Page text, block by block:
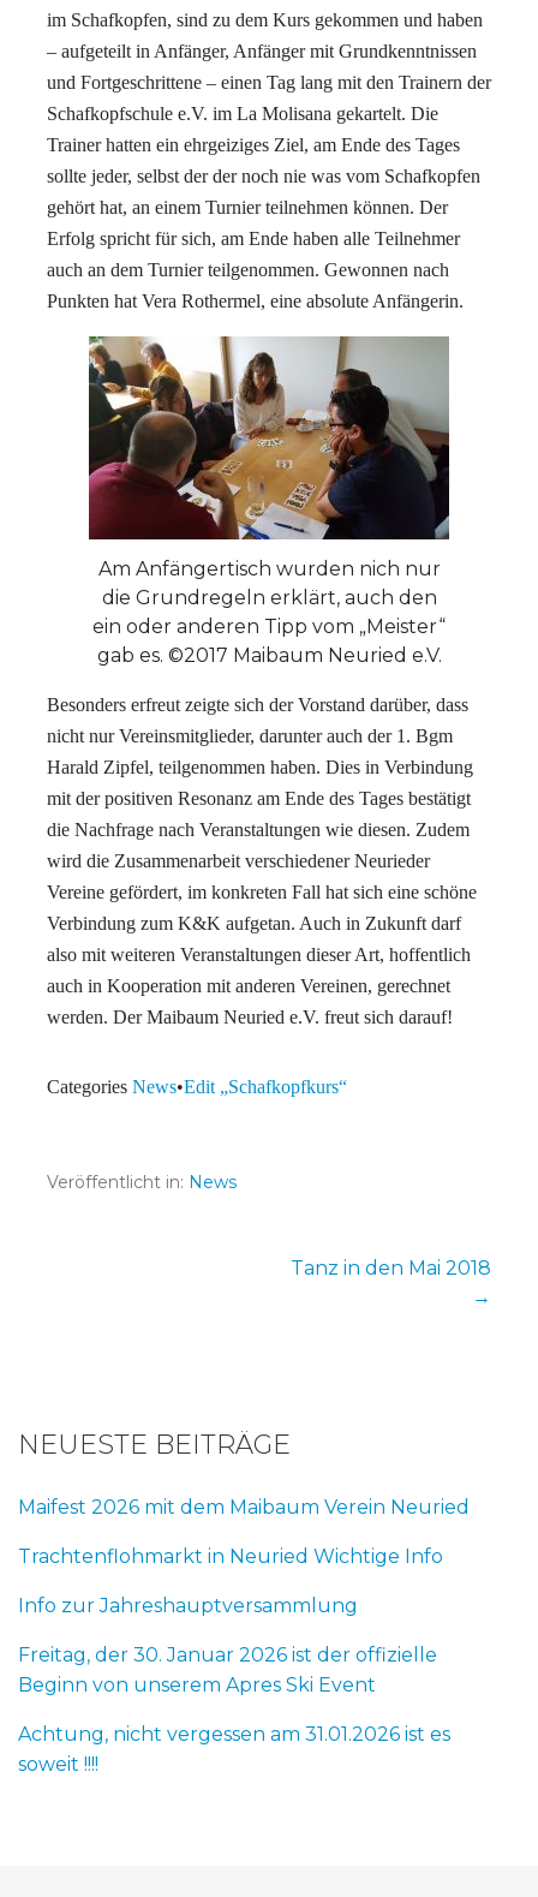
im Schafkopfen, sind zu dem Kurs gekommen und haben
– aufgeteilt in Anfänger, Anfänger mit Grundkenntnissen
und Fortgeschrittene – einen Tag lang mit den Trainern der
Schafkopfschule e.V. im La Molisana gekartelt. Die
Trainer hatten ein ehrgeiziges Ziel, am Ende des Tages
sollte jeder, selbst der der noch nie was vom Schafkopfen
gehört hat, an einem Turnier teilnehmen können. Der
Erfolg spricht für sich, am Ende haben alle Teilnehmer
auch an dem Turnier teilgenommen. Gewonnen nach
Punkten hat Vera Rothermel, eine absolute Anfängerin.
Am Anfängertisch wurden nich nur
die Grundregeln erklärt, auch den
ein oder anderen Tipp vom „Meister“
gab es. ©2017 Maibaum Neuried e.V.
Besonders erfreut zeigte sich der Vorstand darüber, dass
nicht nur Vereinsmitglieder, darunter auch der 1. Bgm
Harald Zipfel, teilgenommen haben. Dies in Verbindung
mit der positiven Resonanz am Ende des Tages bestätigt
die Nachfrage nach Veranstaltungen wie diesen. Zudem
wird die Zusammenarbeit verschiedener Neurieder
Vereine gefördert, im konkreten Fall hat sich eine schöne
Verbindung zum K&K aufgetan. Auch in Zukunft darf
also mit weiteren Veranstaltungen dieser Art, hoffentlich
auch in Kooperation mit anderen Vereinen, gerechnet
werden. Der Maibaum Neuried e.V. freut sich darauf!
Categories News•Edit „Schafkopfkurs“
Veröffentlicht in: News
BeitragsnavigationTanz in den Mai 2018
→
NEUESTE BEITRÄGE
Maifest 2026 mit dem Maibaum Verein Neuried
Trachtenflohmarkt in Neuried Wichtige Info
Info zur Jahreshauptversammlung
Freitag, der 30. Januar 2026 ist der offizielle
Beginn von unserem Apres Ski Event
Achtung, nicht vergessen am 31.01.2026 ist es
soweit !!!!